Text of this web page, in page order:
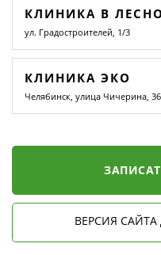
КЛИНИКА В
ул. Градостроителей, 1/3
КЛИНИКА ЭКО
Челябинск, улица Чичерина,
ВЕРСИЯ